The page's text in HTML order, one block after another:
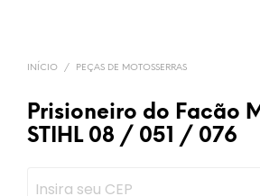
INÍCIO / PEÇAS DE MOTOSSERRAS
Prisioneiro do Facão
STIHL 08 / 051 / 076